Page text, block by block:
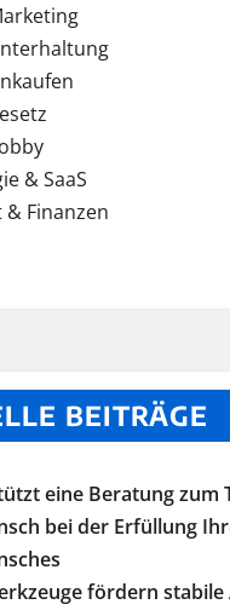
& SaaS
Finanzen
BEITRÄGE
eine Beratung zum
bei der Erfüllung
fördern